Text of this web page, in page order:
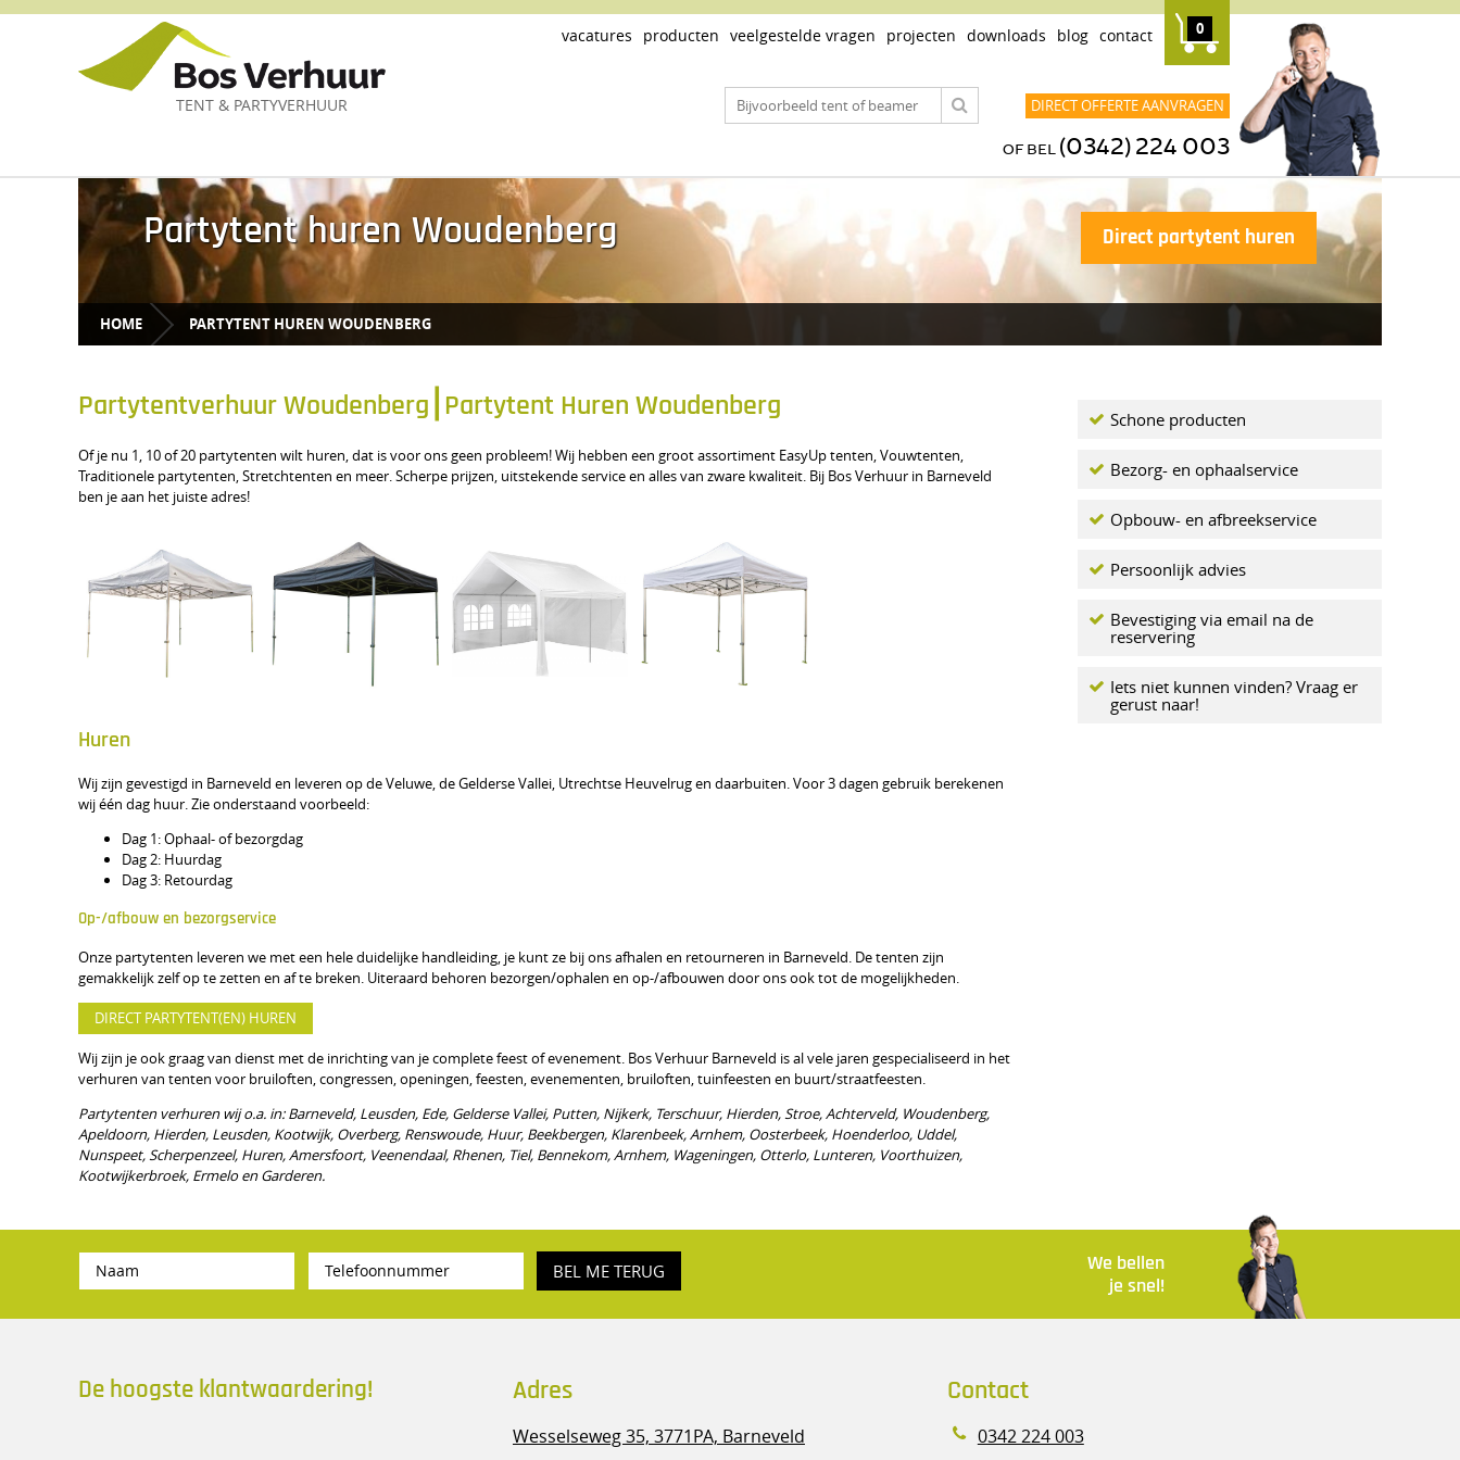
TENT & PARTYVERHUUR
vacatures producten veelgestelde vragen projecten downloads blog contact 0
DIRECT OFFERTE AANVRAGEN
OF BEL (0342) 224 003
Partytent huren Woudenberg Direct partytent huren
HOME PARTYTENT HUREN WOUDENBERG
Partytentverhuur Woudenberg⎮Partytent Huren Woudenberg
Of je nu 1, 10 of 20 partytenten wilt huren, dat is voor ons geen probleem! Wij hebben een groot assortiment EasyUp tenten, Vouwtenten,
Traditionele partytenten, Stretchtenten en meer. Scherpe prijzen, uitstekende service en alles van zware kwaliteit. Bij Bos Verhuur in Barneveld
ben je aan het juiste adres!
Huren
Wij zijn gevestigd in Barneveld en leveren op de Veluwe, de Gelderse Vallei, Utrechtse Heuvelrug en daarbuiten. Voor 3 dagen gebruik berekenen
wij één dag huur. Zie onderstaand voorbeeld:
Dag 1: Ophaal- of bezorgdag
Dag 2: Huurdag
Dag 3: Retourdag
Op-/afbouw en bezorgservice
Onze partytenten leveren we met een hele duidelijke handleiding, je kunt ze bij ons afhalen en retourneren in Barneveld. De tenten zijn
gemakkelijk zelf op te zetten en af te breken. Uiteraard behoren bezorgen/ophalen en op-/afbouwen door ons ook tot de mogelijkheden.
DIRECT PARTYTENT(EN) HUREN
Wij zijn je ook graag van dienst met de inrichting van je complete feest of evenement. Bos Verhuur Barneveld is al vele jaren gespecialiseerd in het
verhuren van tenten voor bruiloften, congressen, openingen, feesten, evenementen, bruiloften, tuinfeesten en buurt/straatfeesten.
Partytenten verhuren wij o.a. in: Barneveld, Leusden, Ede, Gelderse Vallei, Putten, Nijkerk, Terschuur, Hierden, Stroe, Achterveld, Woudenberg,
Apeldoorn, Hierden, Leusden, Kootwijk, Overberg, Renswoude, Huur, Beekbergen, Klarenbeek, Arnhem, Oosterbeek, Hoenderloo, Uddel,
Nunspeet, Scherpenzeel, Huren, Amersfoort, Veenendaal, Rhenen, Tiel, Bennekom, Arnhem, Wageningen, Otterlo, Lunteren, Voorthuizen,
Kootwijkerbroek, Ermelo en Garderen.
Schone producten
Bezorg- en ophaalservice
Opbouw- en afbreekservice
Persoonlijk advies
Bevestiging via email na de
reservering
Iets niet kunnen vinden? Vraag er
gerust naar!
BEL ME TERUG
We bellen
je snel!
De hoogste klantwaardering! Adres
Wesselseweg 35, 3771PA, Barneveld
Contact
0342 224 003